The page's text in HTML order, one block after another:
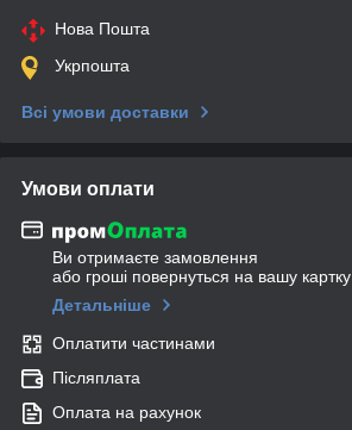
Нова Пошта
Укрпошта
Всі умови доставки
Умови оплати
Ви отримаєте замовлення
або гроші повернуться на вашу картку
Детальніше
Оплатити частинами
Післяплата
Оплата на рахунок